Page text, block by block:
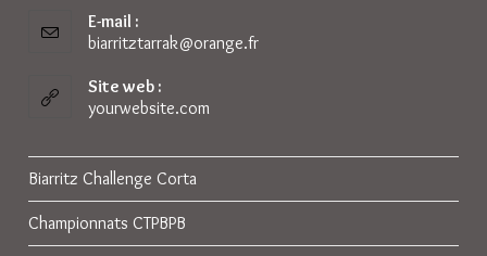
E-mail :
biarritztarrak@orange.frS’ouvre
Site web :
yourwebsite.com
Biarritz Challenge Corta
Championnats CTPBPB